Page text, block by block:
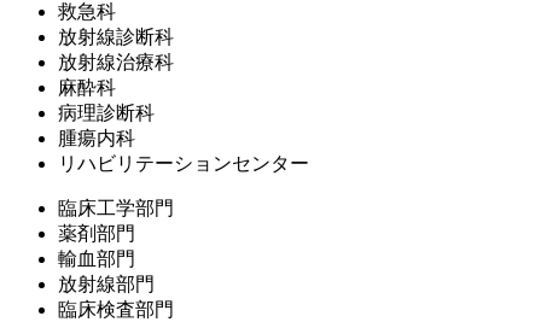
救急科
放射線診断科
放射線治療科
麻酔科
病理診断科
腫瘍内科
リハビリテーションセンター
臨床工学部門
薬剤部門
輸血部門
放射線部門
臨床検査部門